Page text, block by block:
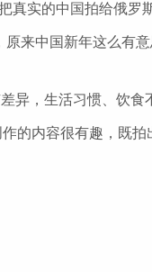
实的中国拍给俄罗
中国新年这么有
，生活习惯、饮食
内容很有趣，既